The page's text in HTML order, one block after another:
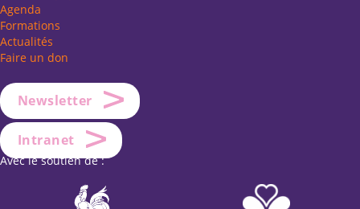
Agenda
Formations
Actualités
Faire un don
Newsletter
Intranet
Avec le soutien de :